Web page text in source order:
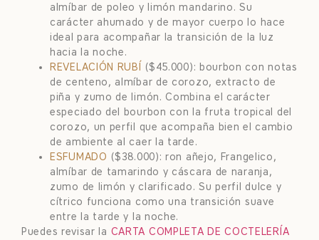
almíbar de poleo y limón mandarino. Su
carácter ahumado y de mayor cuerpo lo hace
ideal para acompañar la transición de la luz
hacia la noche.
REVELACIÓN RUBÍ
($45.000): bourbon con notas
de centeno, almíbar de corozo, extracto de
piña y zumo de limón. Combina el carácter
especiado del bourbon con la fruta tropical del
corozo, un perfil que acompaña bien el cambio
de ambiente al caer la tarde.
ESFUMADO ($38.000): ron añejo, Frangelico,
almíbar de tamarindo y cáscara de naranja,
zumo de limón y clarificado. Su perfil dulce y
cítrico funciona como una transición suave
entre la tarde y la noche.
Puedes revisar la CARTA COMPLETA DE COCTELERÍA